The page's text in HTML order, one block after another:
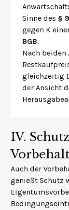
Sinne des §
gegen K
BGB.
Nach
gleichzeitig
der Ansicht
IV.
Auch der
genießt Schutz